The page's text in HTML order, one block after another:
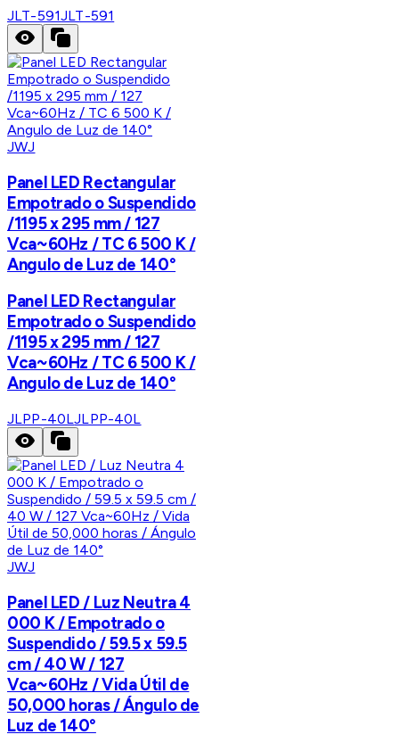
JLT-591JLT-591
JWJ
Panel LED Rectangular
Empotrado o Suspendido
/1195 x 295 mm / 127
Vca~60Hz / TC 6 500 K /
Angulo de Luz de 140°
Panel LED Rectangular
Empotrado o Suspendido
/1195 x 295 mm / 127
Vca~60Hz / TC 6 500 K /
Angulo de Luz de 140°
JLPP-40LJLPP-40L
JWJ
Panel LED / Luz Neutra 4
000 K / Empotrado o
Suspendido / 59.5 x 59.5
cm / 40 W / 127
Vca~60Hz / Vida Útil de
50,000 horas / Ángulo de
Luz de 140°